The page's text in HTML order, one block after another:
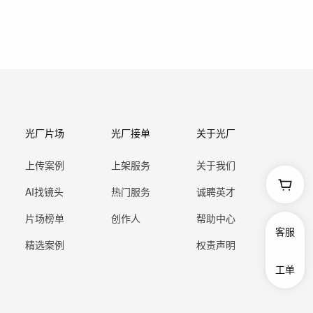
光厂片场
上传案例
AI找镜头
片场榜单
精选案例
光厂接单
上架服务
热门服务
创作人
关于光厂
关于我们
诚聘英才
帮助中心
权责声明
客服
工单